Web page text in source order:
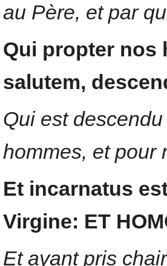
au Père, et par
Qui propter nos
salutem,
Qui est
hommes, et pour
Et incarnatus
Virgine: ET
Et ayant pris